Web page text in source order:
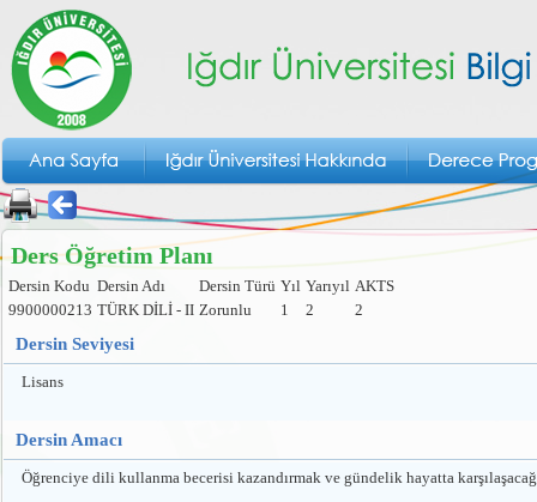
Ders Öğretim Planı
Dersin Kodu Dersin Adı Dersin Türü Yıl Yarıyıl AKTS
9900000213 TÜRK DİLİ - II Zorunlu 1 2 2
Dersin Seviyesi
Lisans
Dersin Amacı
Öğrenciye dili kullanma becerisi kazandırmak ve gündelik hayatta